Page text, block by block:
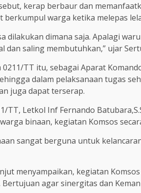
kerap berbaur dan
warga ketika melepas
dilakukan dimana saja. Apalagi
dan saling membutuhkan,” ujar
0211/TT itu, sebagai Aparat
dalam pelaksanaan tugas
juga dapat terserap.
TT, Letkol Inf Fernando
binaan, kegiatan Komsos
sangat berguna untuk
menyampaikan, kegiatan
agar sinergitas dan